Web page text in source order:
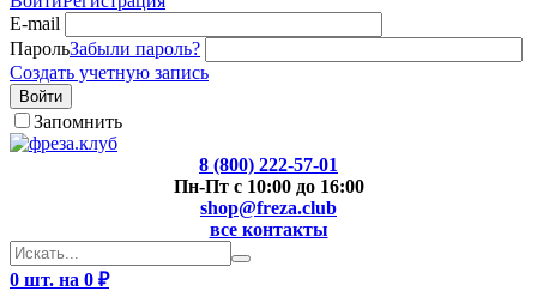
E-mail
ПарольЗабыли пароль?
Создать учетную запись
Войти
Запомнить
8 (800) 222-57-01
Пн-Пт с 10:00 до 16:00
shop@freza.club
все контакты
0 шт. на 0 ₽